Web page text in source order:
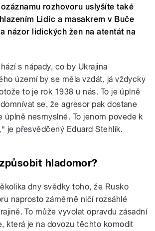
rozhovoru uslyšíte také
Lidic a masakrem v Buče
názor lidických žen na atentát na
s nápady, co by Ukrajina
území by se měla vzdát, já vždycky
to je rok 1938 u nás. To je úplně
se, že agresor pak dostane
úplně nesmyslné. To jenom povede k
je přesvědčený Eduard Stehlík.
hladomor?
dny svědky toho, že Rusko
naprosto záměrně ničí rozsáhlé
To může vyvolat opravdu zásadní
která je na dovozu těchto komodit